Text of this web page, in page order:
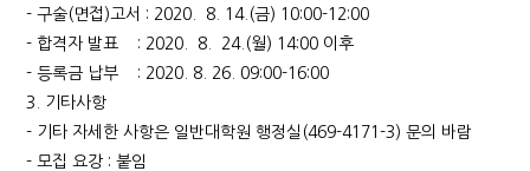
- 구술(면접)고서 : 2020. 8. 14.(금) 10:00-12:00
- 합격자 발표 : 2020. 8. 24.(월) 14:00 이후
- 등록금 납부 : 2020. 8. 26. 09:00-16:00
3. 기타사항
- 기타 자세한 사항은 일반대학원 행정실(469-4171-3) 문의 바람
- 모집 요강 : 붙임